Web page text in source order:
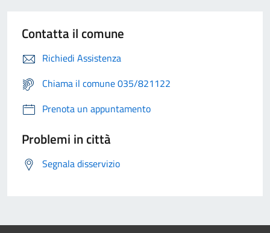
Contatta il comune
Richiedi Assistenza
Chiama il comune 035/821122
Prenota un appuntamento
Problemi in città
Segnala disservizio